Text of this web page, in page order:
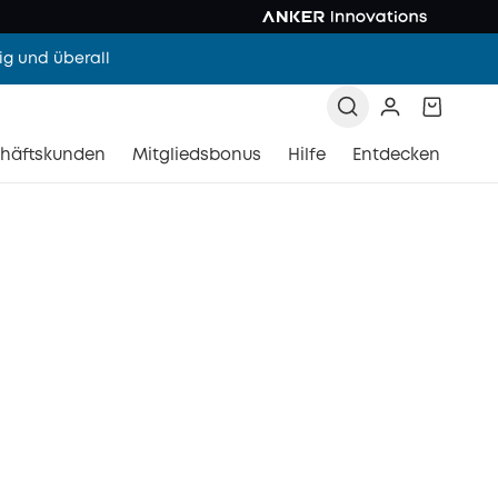
und überall
Mitgliedsbonus Hilfe Entdecken